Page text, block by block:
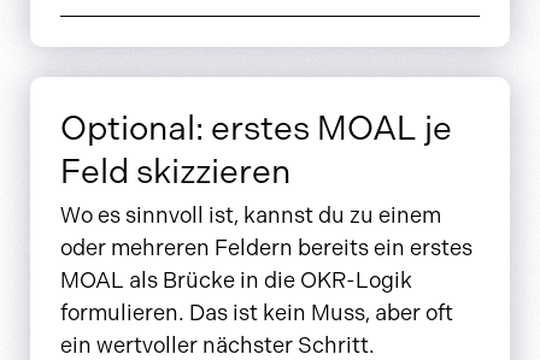
Optional: erstes MOAL je
Feld skizzieren
Wo es sinnvoll ist, kannst du zu einem
oder mehreren Feldern bereits ein erstes
MOAL als Brücke in die OKR-Logik
formulieren. Das ist kein Muss, aber oft
ein wertvoller nächster Schritt.